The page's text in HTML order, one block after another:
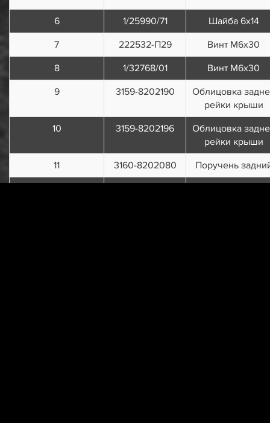
6 1/25990/71
Шайба 6x14
7
222532-П29
Винт М6х30
8
1/32768/01
Винт М6х30
9
3159-8202190
Облицовка
рейки крыши
10
3159-8202196
Облицовка
рейки крыши
11
3160-8202080
Поручень